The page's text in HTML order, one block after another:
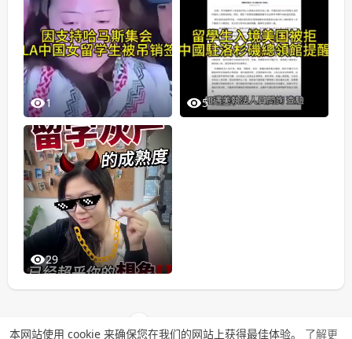
本网站使用 cookie 来确保您在我们的网站上获得最佳体验。 了解更
1 5
29